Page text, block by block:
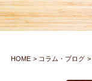
HOME コラム・ブログ